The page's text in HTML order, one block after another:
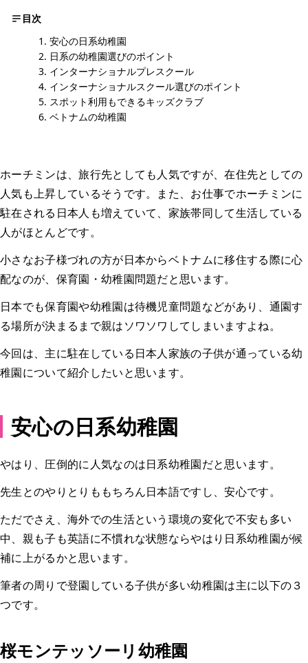
目次
安心の日系幼稚園
日系の幼稚園選びのポイント
インターナショナルプレスクール
インターナショナルスクール選びのポイント
スポット利用もできるキッズクラブ
ベトナムの幼稚園
ホーチミンは、旅行先としても人気ですが、在住先としての
人気も上昇しているそうです。また、お仕事でホーチミンに
駐在される日本人も増えていて、家族帯同して生活している
人がほとんどです。
小さなお子様づれの方が日本からベトナムに移住する際に心
配なのが、保育園・幼稚園問題だと思います。
日本でも保育園や幼稚園は待機児童問題などがあり、通園す
る場所が決まるまで親はソワソワしてしまいますよね。
今回は、主に駐在している日本人家族の子供が通っている幼
稚園について紹介したいと思います。
安心の日系幼稚園
やはり、圧倒的に人気なのは日系幼稚園だと思います。
先生とのやりとりももちろん日本語ですし、安心です。
ただでさえ、海外での生活という環境の変化で不安も多い
中、親も子も英語に不慣れな状態ならやはり日系幼稚園が候
補に上がるかと思います。
筆者の周りで登園している子供が多い幼稚園は主に以下の３
つです。
桜モンテッソーリ幼稚園